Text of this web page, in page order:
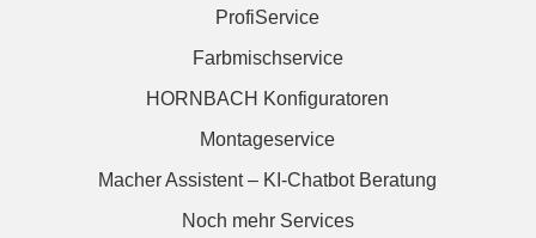
ProfiService
Farbmischservice
HORNBACH Konfiguratoren
Montageservice
Macher Assistent – KI-Chatbot Beratung
Noch mehr Services